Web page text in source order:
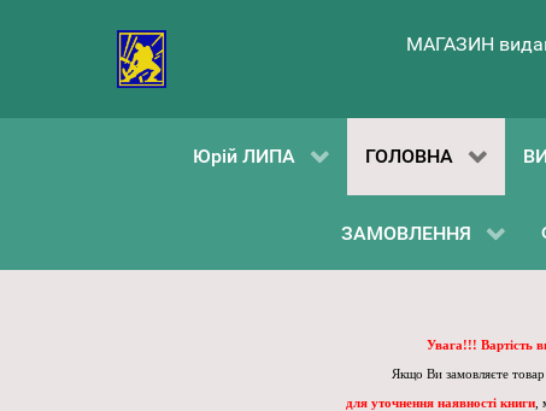
МАГАЗИН
Юрій ЛИПА ГОЛОВНА
ЗАМОВЛЕННЯ
Увага!!! Вартість
Якщо Ви замовляєте
для уточнення наявності книги,